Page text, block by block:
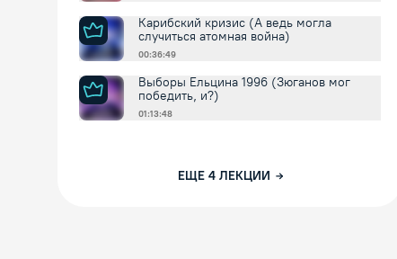
Карибский кризис (А ведь могла
случиться атомная война)
00:36:49
Выборы Ельцина 1996 (Зюганов мог
победить, и?)
01:13:48
ЕЩЕ 4 ЛЕКЦИИ